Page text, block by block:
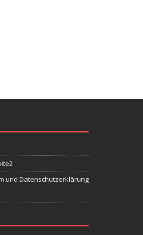
und Datenschutzerklärung